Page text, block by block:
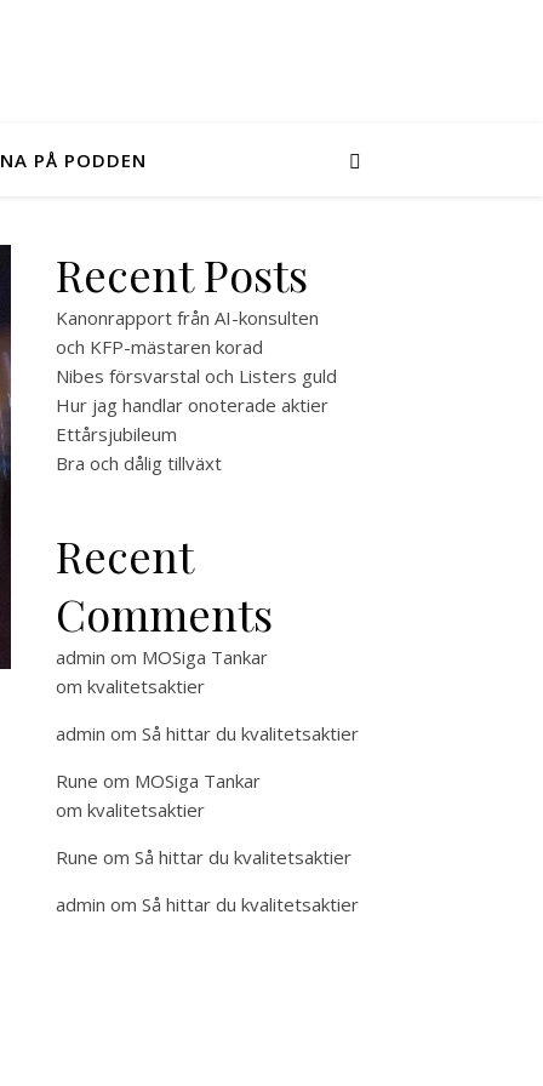
PÅ PODDEN
Recent Posts
Kanonrapport från AI-konsulten
och KFP-mästaren korad
Nibes försvarstal och Listers guld
Hur jag handlar onoterade aktier
Ettårsjubileum
Bra och dålig tillväxt
Recent
Comments
admin om MOSiga Tankar
om kvalitetsaktier
admin om Så hittar du kvalitetsaktier
Rune om MOSiga Tankar
om kvalitetsaktier
Rune om Så hittar du kvalitetsaktier
admin om Så hittar du kvalitetsaktier